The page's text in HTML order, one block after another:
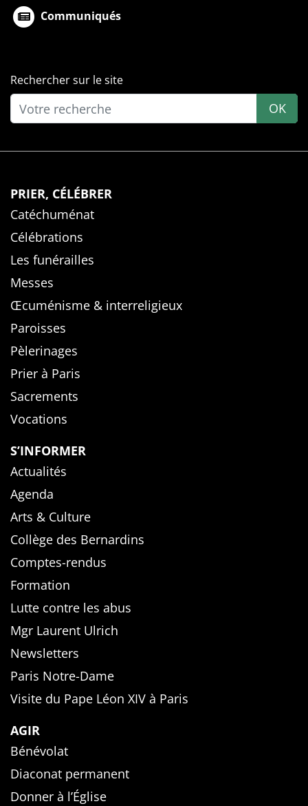
Communiqués
Rechercher sur le site
OK
PRIER, CÉLÉBRER
Catéchuménat
Célébrations
Les funérailles
Messes
Œcuménisme & interreligieux
Paroisses
Pèlerinages
Prier à Paris
Sacrements
Vocations
S’INFORMER
Actualités
Agenda
Arts & Culture
Collège des Bernardins
Comptes-rendus
Formation
Lutte contre les abus
Mgr Laurent Ulrich
Newsletters
Paris Notre-Dame
Visite du Pape Léon XIV à Paris
AGIR
Bénévolat
Diaconat permanent
Donner à l’Église